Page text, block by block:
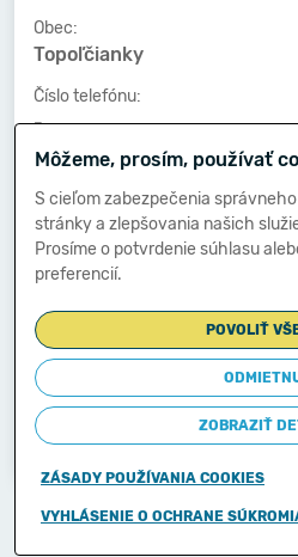
Obec:
Topoľčianky
Číslo telefónu:
-
Číslo faxu:
-
E-mailová adresa:
-
Zostavená dňa:
25.03.2014
Schválená dňa:
-
Môžeme, prosím, používať
S cieľom zabezpečenia
stránky a zlepšovania našich
Prosíme o potvrdenie súhlasu
preferencií.
POVOLIŤ
ZOBRAZIŤ
ZÁSADY POUŽÍVANIA COOKIES
VYHLÁSENIE O OCHRANECopyright ©